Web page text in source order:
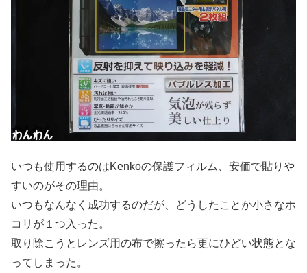
いつも使用するのはKenkoの保護フィルム、安価で貼りや
すいのがその理由。
いつもなんなく成功するのだが、どうしたことか小さなホ
コリが１つ入った。
取り除こうとレンズ用の布で擦ったら更にひどい状態とな
ってしまった。